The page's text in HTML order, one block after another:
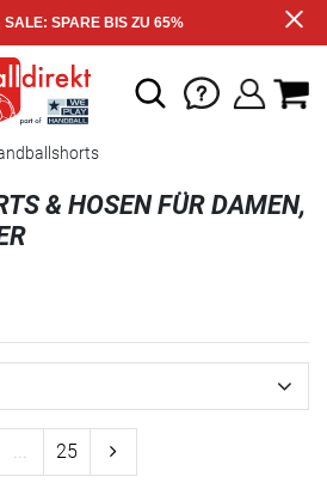
SALE: SPARE BIS ZU 65%
& HOSEN FÜR DAMEN,
... 25